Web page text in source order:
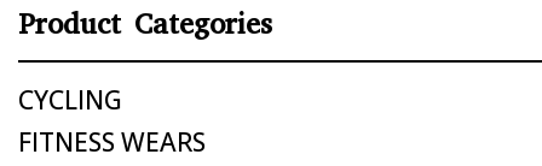
Product Categories
CYCLING
FITNESS WEARS